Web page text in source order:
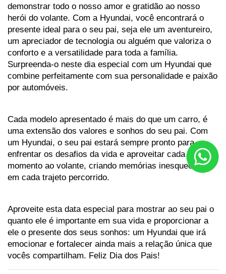
demonstrar todo o nosso amor e gratidão ao nosso
herói do volante. Com a Hyundai, você encontrará o
presente ideal para o seu pai, seja ele um aventureiro,
um apreciador de tecnologia ou alguém que valoriza o
conforto e a versatilidade para toda a família.
Surpreenda-o neste dia especial com um Hyundai que
combine perfeitamente com sua personalidade e paixão
por automóveis.
Cada modelo apresentado é mais do que um carro, é
uma extensão dos valores e sonhos do seu pai. Com
um Hyundai, o seu pai estará sempre pronto para
enfrentar os desafios da vida e aproveitar cada
momento ao volante, criando memórias inesquecíveis
em cada trajeto percorrido.
Aproveite esta data especial para mostrar ao seu pai o
quanto ele é importante em sua vida e proporcionar a
ele o presente dos seus sonhos: um Hyundai que irá
emocionar e fortalecer ainda mais a relação única que
vocês compartilham. Feliz Dia dos Pais!